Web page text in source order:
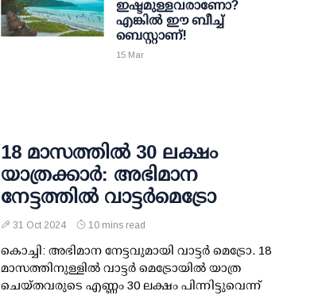
ഇഷ്ടമുള്ളവരാണോ?
എങ്കില്‍ ഈ ബീച്ച്
ബെസ്റ്റാണ്!
15 Mar
18 മാസത്തില്‍ 30 ലക്ഷം
യാത്രക്കാര്‍: അഭിമാന
നേട്ടത്തില്‍ വാട്ടര്‍മെട്രോ
31 Oct 2024 10 mins read
കൊച്ചി: അഭിമാന നേട്ടവുമായി വാട്ടര്‍ മെട്രോ. 18
മാസത്തിനുള്ളില്‍ വാട്ടര്‍ മെട്രോയില്‍ യാത്ര
ചെയ്തവരുടെ എണ്ണം 30 ലക്ഷം പിന്നിട്ടുവെന്ന്